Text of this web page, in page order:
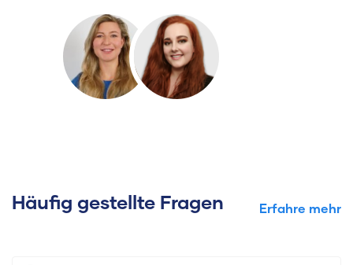
Häufig gestellte Fragen Erfahre mehr